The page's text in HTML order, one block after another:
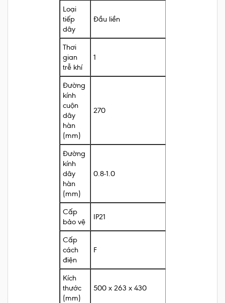
Loại
tiếp
dây
Đầu liền
Thơi
gian
trễ khí
1
Đường
kính
cuộn
dây
hàn
(mm)
270
Đường
kính
dây
hàn
(mm)
0.8-1.0
Cấp
bảo vệ
IP21
Cấp
cách
điện
F
Kích
thước
(mm)
500 x 263 x 430